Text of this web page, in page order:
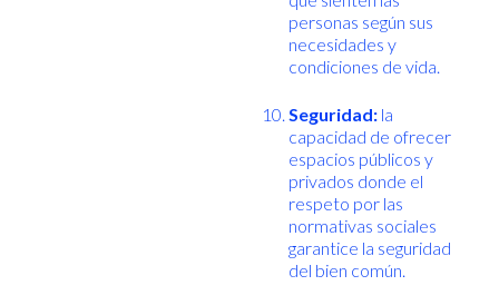
personas según sus
necesidades y
condiciones de vida.
Seguridad:la
capacidad de ofrecer
espacios públicos y
privados donde el
respeto por las
normativas sociales
garantice la seguridad
del bien común.